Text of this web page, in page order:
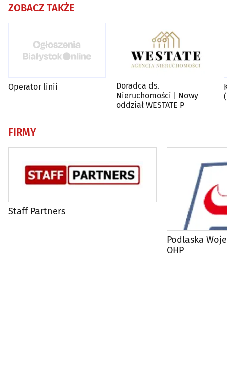
ZOBACZ TAKŻE
Operator linii
Doradca ds.
Nieruchomości | Nowy
oddział WESTATE P
FIRMY
Staff Partners
Podlaska
OHP